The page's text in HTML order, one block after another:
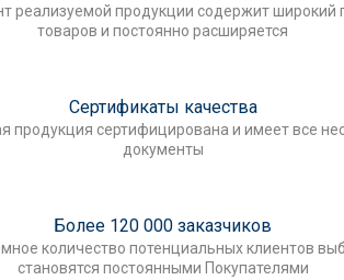
реализуемой продукции содержит широкий
товаров и постоянно расширяется
Сертификаты качества
продукция сертифицирована и имеет все
документы
Более 120 000 заказчиков
количество потенциальных клиентов
становятся постоянными Покупателями